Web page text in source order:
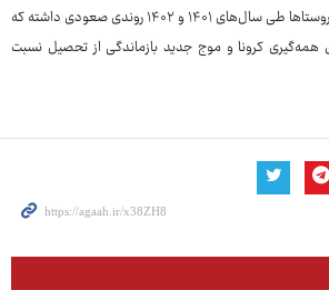
درعین‌حال، نرخ بی‌سوادی در روستاها طی سال‌های ۱۴۰۱ و ۱۴۰۲ روندی صعودی داشته که
همه‌گیری کرونا و موج جدید بازماندگی از تحصیل نسبت